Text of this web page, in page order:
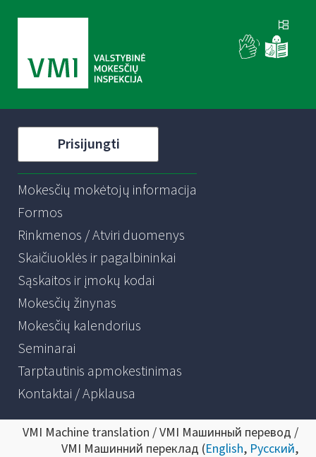
Prisijungti
Mokesčių mokėtojų informacija
Formos
Rinkmenos / Atviri duomenys
Skaičiuoklės ir pagalbininkai
Sąskaitos ir įmokų kodai
Mokesčių žinynas
Mokesčių kalendorius
Seminarai
Tarptautinis apmokestinimas
Kontaktai / Apklausa
VMI Machine translation / VMI Машинный перевод /
VMI Машинний переклад (English, Русский,